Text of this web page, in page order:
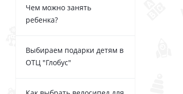
Чем можно занять
ребенка?
Выбираем подарки детям в
ОТЦ "Глобус"